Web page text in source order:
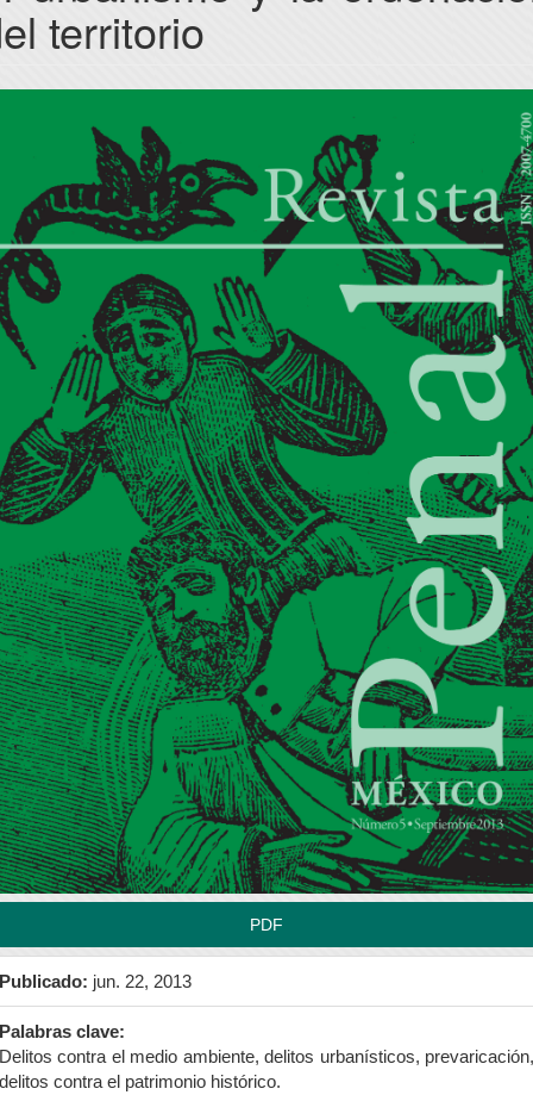
territorio
PDF
Publicado: jun. 22, 2013
Palabras clave:
Delitos contra el medio ambiente, delitos urbanísticos, prevaricación,
delitos contra el patrimonio histórico.